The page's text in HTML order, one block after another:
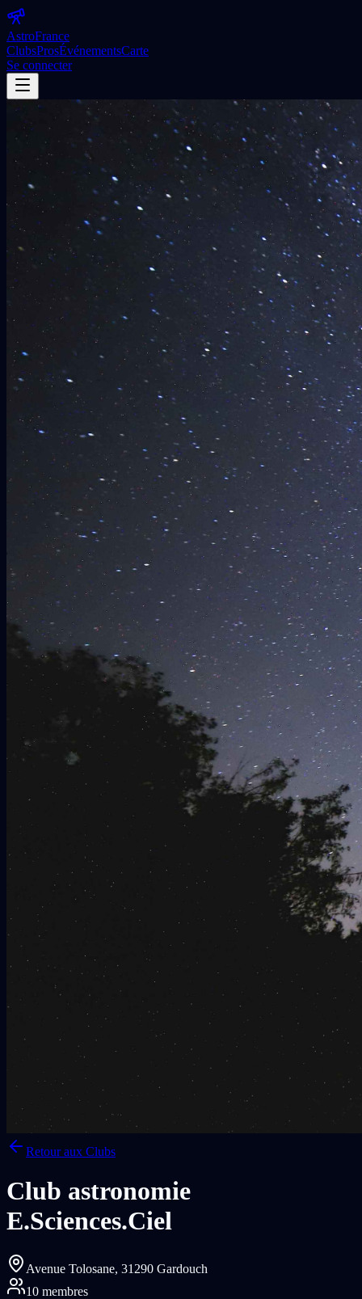
AstroFrance
ClubsProsÉvénementsCarte
Se connecter
Retour aux Clubs
Club astronomie
E.Sciences.Ciel
Avenue Tolosane, 31290 Gardouch
10 membres